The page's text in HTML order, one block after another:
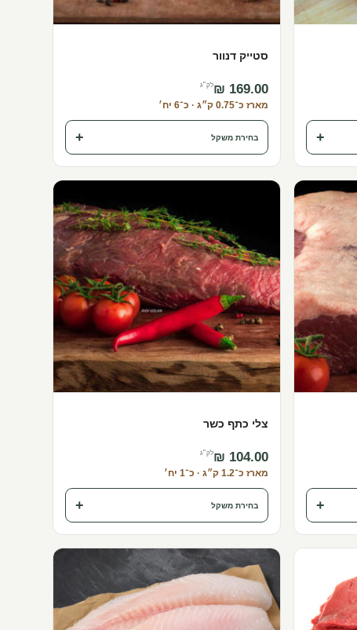
+
סטייק דנוור
‏169.00 ‏₪ לק״ג
מארז כ־0.75 ק״ג · כ־6 יח׳
בחירת משקל +
+
צלי כתף כשר
‏104.00 ‏₪ לק״ג
מארז כ־1.2 ק״ג · כ־1 יח׳
בחירת משקל +